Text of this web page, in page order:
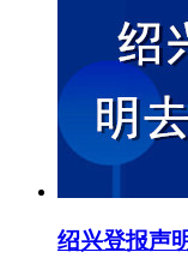
绍兴登报声